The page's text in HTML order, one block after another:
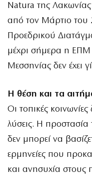
Natura της Λακωνίας
από τον Μάρτιο του
Προεδρικού
μέχρι σήμερα η ΕΠΜ
Μεσσηνίας δεν έχει
Η θέση και τα
Οι τοπικές
λύσεις. Η
δεν μπορεί να
ερμηνείες που
και ανησυχία στους